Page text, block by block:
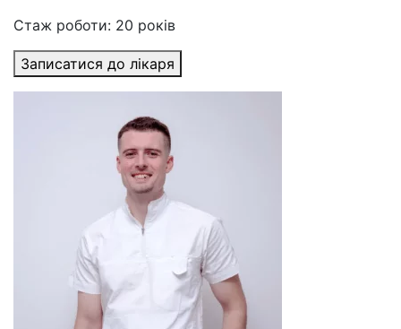
Стаж роботи: 20 років
Записатися до лікаря